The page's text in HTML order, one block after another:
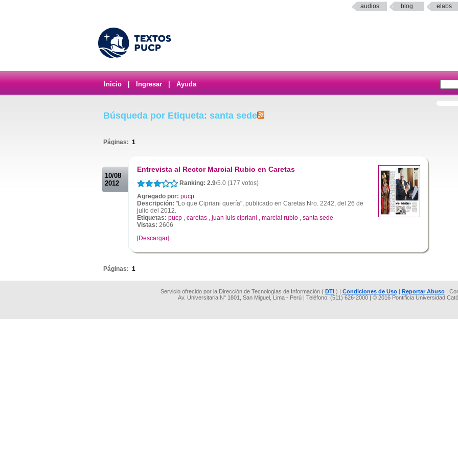
audios blog elabs
Inicio Ingresar Ayuda
Búsqueda por Etiqueta: santa sede
Páginas: 1
10/08
2012
Entrevista al Rector Marcial Rubio en Caretas
Ranking: 2.9/5.0 (177 votos)
Agregado por: pucp
Descripción: "Lo que Cipriani quería", publicado en Caretas Nro. 2242, del 26 de
julio del 2012.
Etiquetas: pucp , caretas , juan luis cipriani , marcial rubio , santa sede
Vistas: 2606
[Descargar]
Páginas: 1
Servicio ofrecido por la Dirección de Tecnologías de Información ( DTI) | Condiciones de Uso| Reportar Abuso|
Av. Universitaria N° 1801, San Miguel, Lima - Perú | Teléfono: (511) 626-2000 | © 2016 Pontificia Universidad